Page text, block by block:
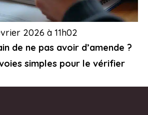
de ne pas avoir d’amende ?
simples pour le vérifier
2026 à 11h02